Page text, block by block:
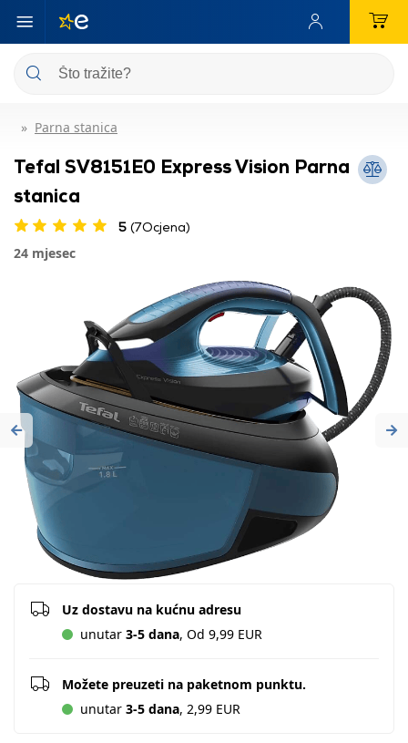
Parna stanica
Tefal SV8151E0 Express Vision Parna
stanica
5 (7Ocjena)
24 mjesec
Previous
Uz dostavu na kućnu adresu
unutar 3-5 dana, Od 9,99 EUR
Možete preuzeti na paketnom punktu.
unutar 3-5 dana, 2,99 EUR